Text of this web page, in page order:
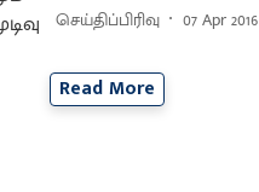
செய்திப்பிரிவு 07 Apr 2016
Read More